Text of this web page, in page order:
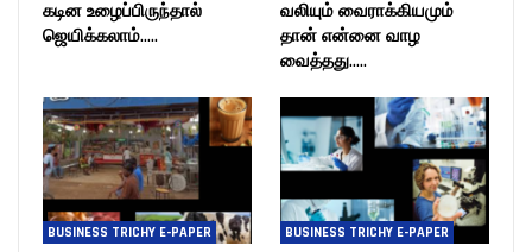
கடின உழைப்பிருந்தால்
ஜெயிக்கலாம்…..
வலியும் வைராக்கியமும்
தான் என்னை வாழ
வைத்தது…..
BUSINESS TRICHY E-PAPER BUSINESS TRICHY E-PAPER